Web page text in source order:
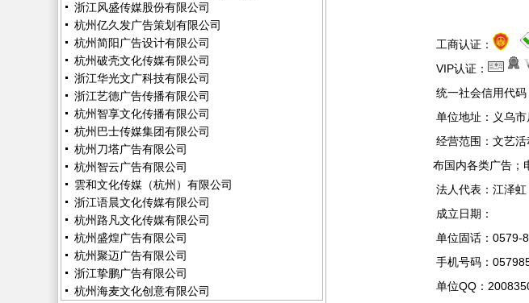
浙江风盛传媒股份有限公司
杭州亿久发广告策划有限公司
杭州简阳广告设计有限公司
杭州破壳文化传媒有限公司
浙江华光文广科技有限公司
浙江艺德广告传播有限公司
杭州智享文化传播有限公司
杭州巴士传媒集团有限公司
杭州刀塔广告有限公司
杭州智云广告有限公司
雲和文化传媒（杭州）有限公司
浙江语晨文化传媒有限公司
杭州路凡文化传媒有限公司
杭州盛煌广告有限公司
杭州聚迈广告有限公司
浙江挚鹏广告有限公司
杭州海麦文化创意有限公司
工商认证：
VIP认证：
统一社会信用代
单位地址：义乌
经营范围：文艺
布国内各类广告；
法人代表：江泽虹
成立日期：
单位固话：0579-
手机号码：
单位QQ：